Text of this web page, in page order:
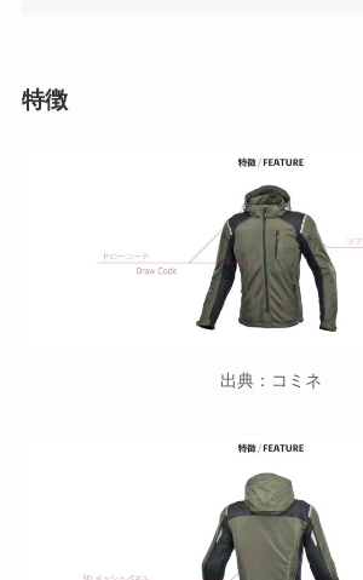
特徴
出典：コミネ